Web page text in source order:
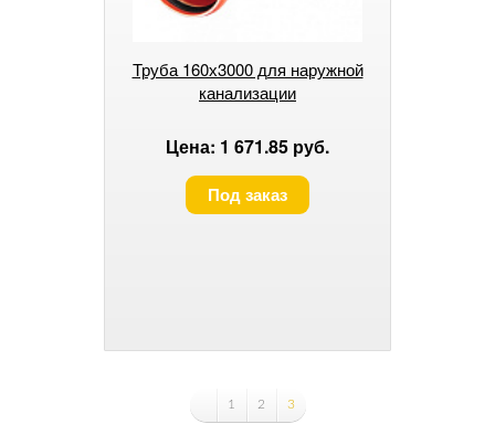
Труба 160х3000 для наружной
канализации
Цена: 1 671.85 руб.
Под заказ
1 2 3